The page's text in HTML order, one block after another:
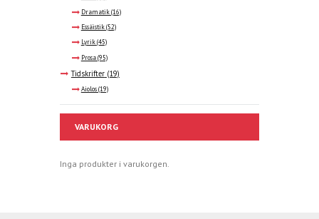
Dramatik(16)
Essäistik(52)
Lyrik(45)
Prosa(95)
Tidskrifter (19)
Aiolos(19)
VARUKORG
Inga produkter i varukorgen.